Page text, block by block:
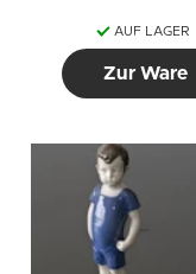
AUF LAGER
Zur Ware